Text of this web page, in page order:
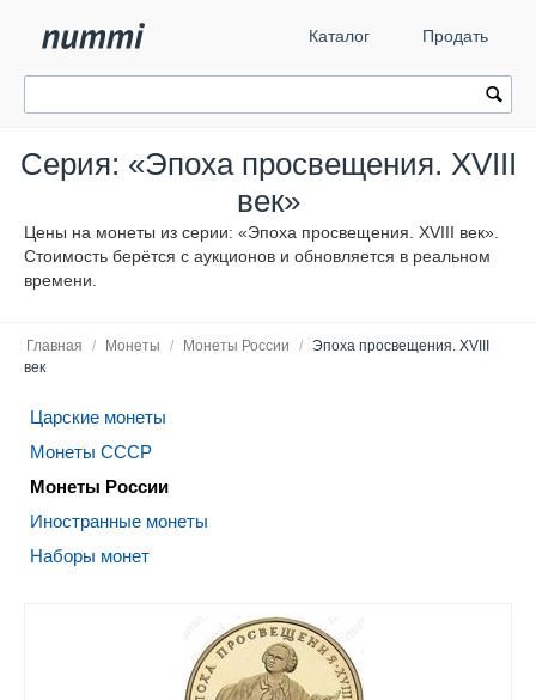
Каталог Продать
Серия: «Эпоха просвещения. XVIII
век»
Цены на монеты из серии: «Эпоха просвещения. XVIII век».
Стоимость берётся с аукционов и обновляется в реальном
времени.
Главная / Монеты / Монеты России / Эпоха просвещения. XVIII
век
Царские монеты
Монеты СССР
Монеты России
Иностранные монеты
Наборы монет